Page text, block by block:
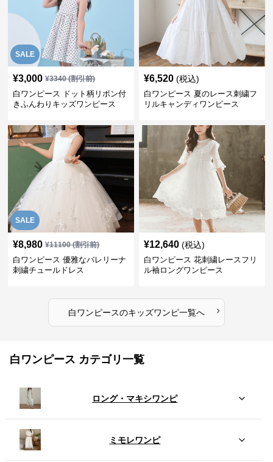
SALE
¥3,000 ¥3340(割引前)
白ワンピース ドット柄リボン付
きふんわりキッズワンピース
¥6,520 (税込)
白ワンピース 夏のレース刺繍フ
リルキャンディワンピース
SALE
¥8,980 ¥11100(割引前)
白ワンピース 優雅なバレリーナ
刺繍チュールドレス
¥12,640 (税込)
白ワンピース 花刺繍レースフリ
ル袖ロングワンピース
白ワンピースのキッズワンピ一覧へ ›
白ワンピース カテゴリ一覧
ロング・マキシワンピ
ミモレワンピ